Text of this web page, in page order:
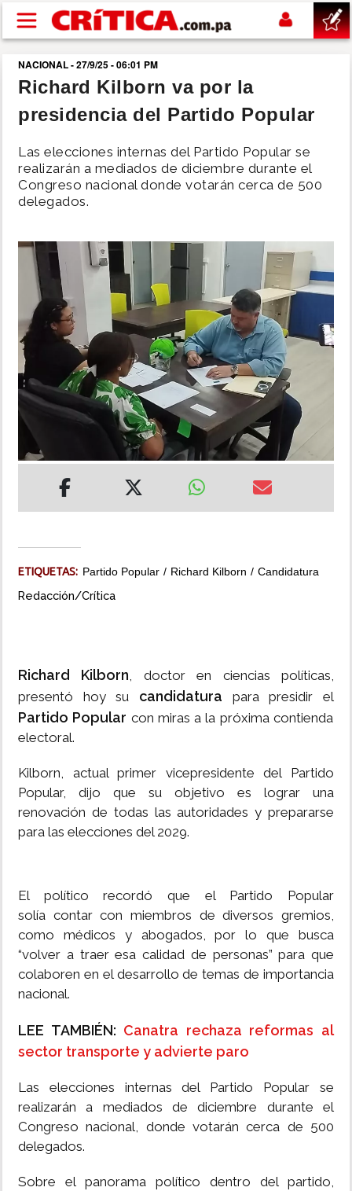
Pasar al contenido principal
buscar
SUCESOS
NACIONAL
POLÍTICA
SHOW
DEPORTES
MUNDO
INSÓLITAS
MULTIMEDIA
NACIONAL - 27/9/25 - 06:01 PM
Richard Kilborn va por la
presidencia del Partido Popular
Las elecciones internas del Partido Popular se
realizarán a mediados de diciembre durante el
Congreso nacional donde votarán cerca de 500
delegados.
ETIQUETAS: Partido Popular Richard Kilborn Candidatura
Redacción/Crítica
Richard Kilborn, doctor en ciencias políticas,
presentó hoy su candidatura para presidir el
Partido Popular con miras a la próxima contienda
electoral.
Kilborn, actual primer vicepresidente del Partido
Popular, dijo que su objetivo es lograr una
renovación de todas las autoridades y prepararse
para las elecciones del 2029.
El político recordó que el Partido Popular
solía contar con miembros de diversos gremios,
como médicos y abogados, por lo que busca
“volver a traer esa calidad de personas” para que
colaboren en el desarrollo de temas de importancia
nacional.
LEE TAMBIÉN: Canatra rechaza reformas al
sector transporte y advierte paro
Las elecciones internas del Partido Popular se
realizarán a mediados de diciembre durante el
Congreso nacional, donde votarán cerca de 500
delegados.
Sobre el panorama político dentro del partido,